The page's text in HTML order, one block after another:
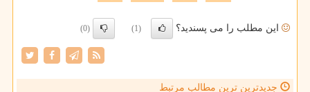
این مطلب را می پسندید؟ (1)
(0)
جدیدترین ترین مطالب مرتبط